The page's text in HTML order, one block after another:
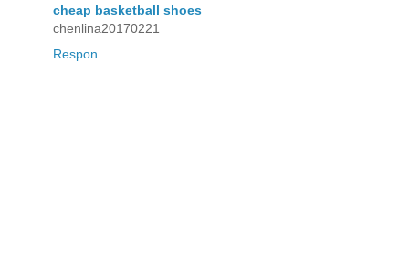
cheap basketball shoes
chenlina20170221
Respon